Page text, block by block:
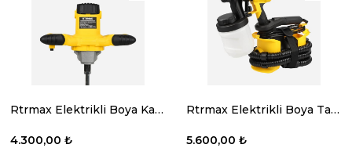
Rtrmax Elektrikli Boya Karıştırıcı 1200 W 120 Mm.
4.300,00 ₺
Rtrmax Elektrikli Boya Tabancası 800W 900 Ml Dk.
5.600,00 ₺